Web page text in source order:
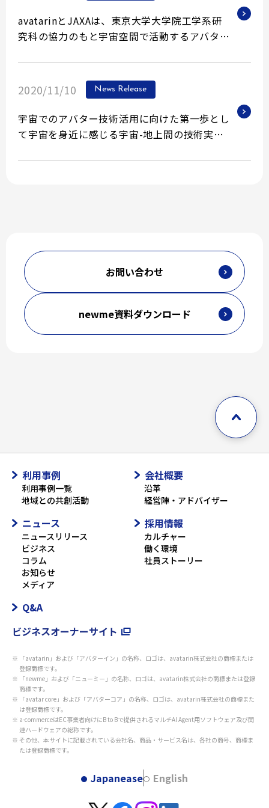
avatarinとJAXAは、東京大学大学院工学系研
究科の協力のもと宇宙空間で活動するアバター
活動を開始
2020/11/10 News Release
宇宙でのアバター技術活用に向けた第一歩とし
て宇宙を身近に感じる宇宙-地上間の技術実証
〜「AVATAR X space avatar 宇宙を身近に
お問い合わせ
newme資料ダウンロード
利用事例
利用事例一覧
地域との共創活動
会社概要
沿革
経営陣・アドバイザー
ニュース
ニュースリリース
ビジネス
コラム
お知らせ
メディア
採用情報
カルチャー
働く環境
社員ストーリー
Q&A
ビジネスオーナーサイト
「avatarin」および「アバターイン」の名称、ロゴは、avatarin株式会社の商標または
登録商標です。
「newme」および「ニューミー」の名称、ロゴは、avatarin株式会社の商標または登録
商標です。
「avatar core」および「アバターコア」の名称、ロゴは、avatarin株式会社の商標また
は登録商標です。
a-commerceはEC事業者向けにB to Bで提供されるマルチAI Agent用ソフトウェア及び関
連ハードウェアの総称です。
その他、本サイトに記載されている会社名、商品・サービス名は、各社の商号、商標ま
たは登録商標です。
Japanease English